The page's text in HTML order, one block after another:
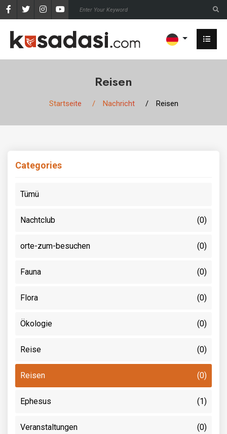
Reisen
Startseite Nachricht Reisen
Categories
Tümü
Nachtclub (0)
orte-zum-besuchen (0)
Fauna (0)
Flora (0)
Ökologie (0)
Reise (0)
Reisen (0)
Ephesus (1)
Veranstaltungen (0)